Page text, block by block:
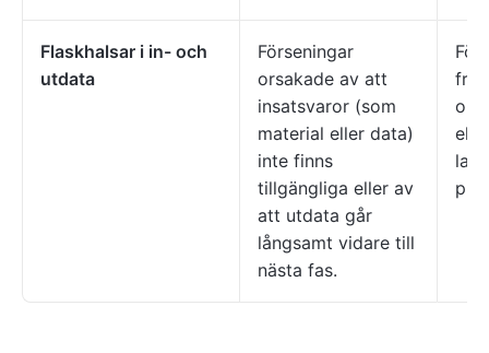
Flaskhalsar i in- och
utdata
Förseningar
orsakade av att
insatsvaror (som
material eller data)
inte finns
tillgängliga eller av
att utdata går
långsamt vidare till
nästa fas.